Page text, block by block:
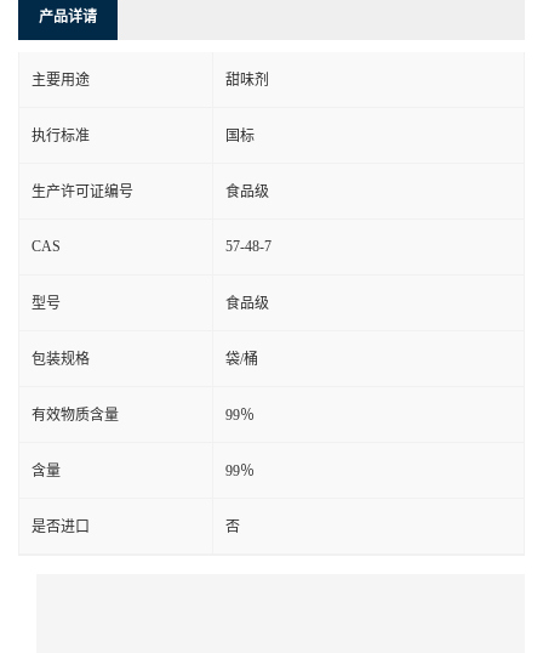
产品详请
主要用途 甜味剂
执行标准 国标
生产许可证编号 食品级
CAS 57-48-7
型号 食品级
包装规格 袋/桶
有效物质含量 99％
含量 99％
是否进口 否